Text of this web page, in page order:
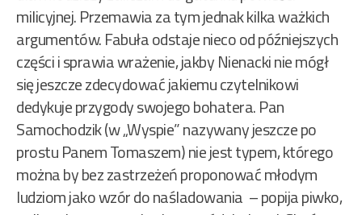
milicyjnej. Przemawia za tym jednak kilka ważkich
argumentów. Fabuła odstaje nieco od późniejszych
części i sprawia wrażenie, jakby Nienacki nie mógł
się jeszcze zdecydować jakiemu czytelnikowi
dedykuje przygody swojego bohatera. Pan
Samochodzik (w „Wyspie” nazywany jeszcze po
prostu Panem Tomaszem) nie jest typem, którego
można by bez zastrzeżeń proponować młodym
ludziom jako wzór do naśladowania – popija piwko,